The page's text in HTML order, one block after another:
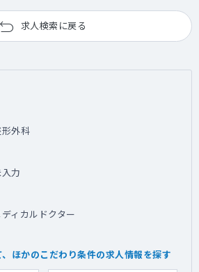
経験のあるMPHホルダーの医師
・臨床経験豊富な救急専門医・内科専門医・
・コンサルティングファームを経て医療デー
求人検索に戻る
外科
力
ィカルドクター
、ほかのこだわり条件の求人情報を探す